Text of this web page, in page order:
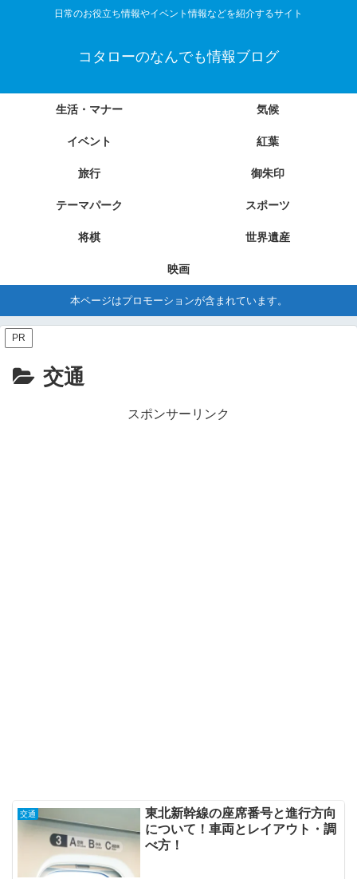
日常のお役立ち情報やイベント情報などを紹介するサイト
コタローのなんでも情報ブログ
生活・マナー 気候
イベント 紅葉
旅行 御朱印
テーマパーク スポーツ
将棋 世界遺産
映画
本ページはプロモーションが含まれています。
PR
交通
スポンサーリンク
交通
東北新幹線の座席番号と進行方向
について！車両とレイアウト・調
べ方！